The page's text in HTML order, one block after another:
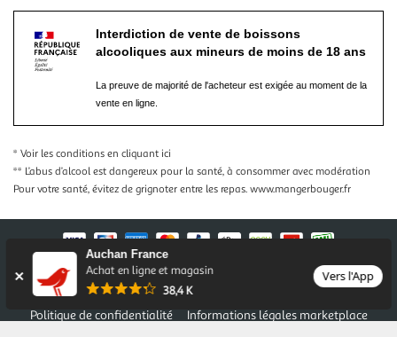
Auchan France
Achat en ligne et magasin
38,4 K
Vers l'App
Interdiction de vente de boissons
alcooliques aux mineurs de moins de 18 ans
La preuve de majorité de l'acheteur est exigée au moment de la
vente en ligne.
* Voir les conditions en cliquant ici
** L’abus d’alcool est dangereux pour la santé, à consommer avec modération
Pour votre santé, évitez de grignoter entre les repas. www.mangerbouger.fr
Nos conditions générales
Mentions légales
Conditions des offres et promotions
Politique de confidentialité
Informations légales marketplace